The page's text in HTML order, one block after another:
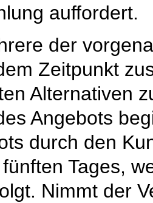
auffordert.
der
Zeitpunkt
Alternativen
Angebots
durch den
Tages,
Nimmt der